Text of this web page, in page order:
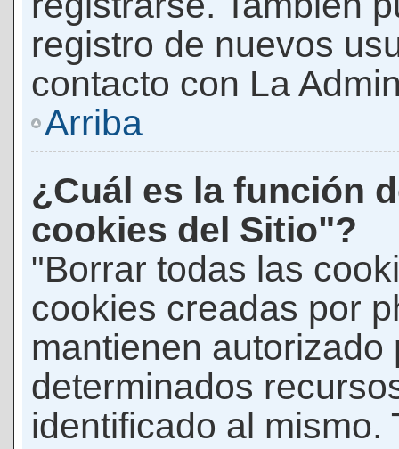
registro de nuevos
contacto con La
Arriba
¿Cuál es la función
cookies del Sitio"?
"Borrar todas las
cookies creadas por
mantienen autorizado
determinados
identificado al mismo.